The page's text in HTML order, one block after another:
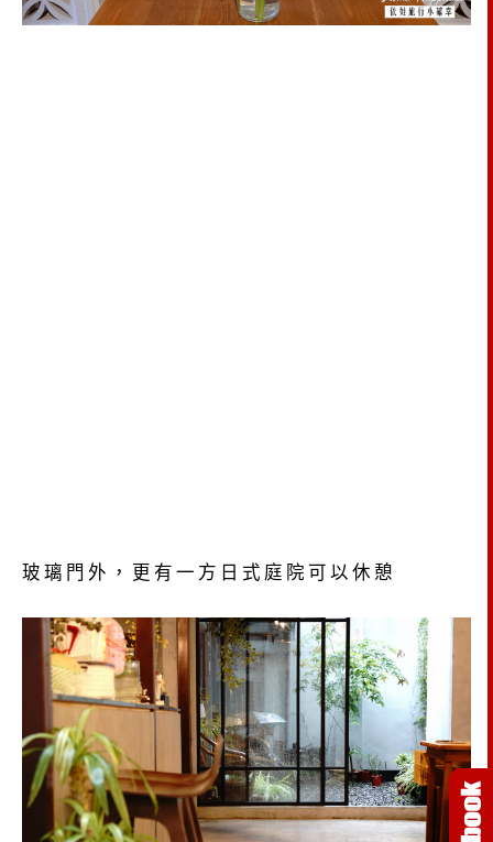
玻璃門外，更有一方日式庭院可以休憩